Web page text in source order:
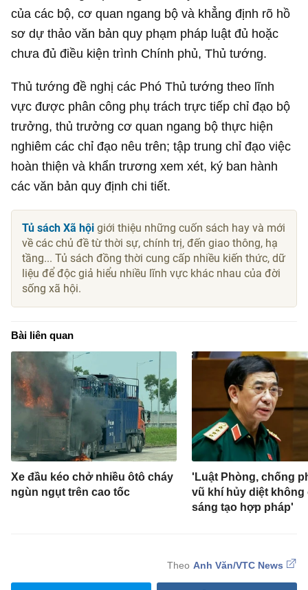
của các bộ, cơ quan ngang bộ và khẳng định rõ hồ
sơ dự thảo văn bản quy phạm pháp luật đủ hoặc
chưa đủ điều kiện trình Chính phủ, Thủ tướng.
Thủ tướng đề nghị các Phó Thủ tướng theo lĩnh
vực được phân công phụ trách trực tiếp chỉ đạo bộ
trưởng, thủ trưởng cơ quan ngang bộ thực hiện
nghiêm các chỉ đạo nêu trên; tập trung chỉ đạo việc
hoàn thiện và khẩn trương xem xét, ký ban hành
các văn bản quy định chi tiết.
Tủ sách Xã hội giới thiệu những cuốn sách hay và mới
về các chủ đề từ thời sự, chính trị, đến giao thông, hạ
tầng... Tủ sách đồng thời cung cấp nhiều kiến thức, dữ
liệu để độc giả hiểu nhiều lĩnh vực khác nhau của đời
sống xã hội.
Bài liên quan
Xe đầu kéo chở nhiều ôtô cháy
ngùn ngụt trên cao tốc
'Luật Phòng, chống
vũ khí hủy diệt không
sáng tạo hợp pháp'
Anh Văn/VTC News